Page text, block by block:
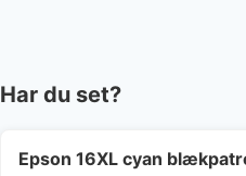
Har du set?
Epson 16XL cyan